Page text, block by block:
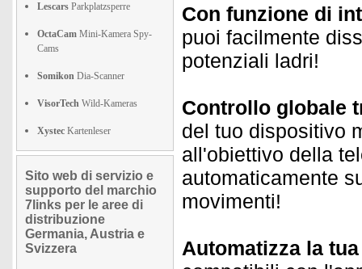
Lescars Parkplatzsperre
OctaCam Mini-Kamera Spy-
Cams
Somikon Dia-Scanner
VisorTech Wild-Kameras
Xystec Kartenleser
Sito web di servizio e
supporto del marchio
7links per le aree di
distribuzione
Germania, Austria e
Svizzera
Con funzione di
puoi facilmente
potenziali ladri!
Controllo globale
del tuo dispositivo
all'obiettivo della
automaticamente
movimenti!
Automatizza la